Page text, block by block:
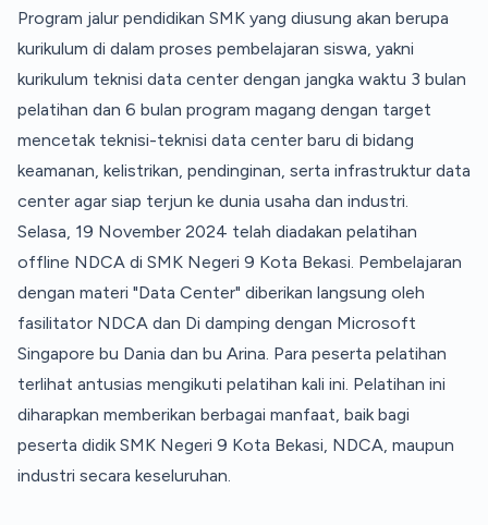
Program jalur pendidikan SMK yang diusung akan berupa
kurikulum di dalam proses pembelajaran siswa, yakni
kurikulum teknisi data center dengan jangka waktu 3 bulan
pelatihan dan 6 bulan program magang dengan target
mencetak teknisi-teknisi data center baru di bidang
keamanan, kelistrikan, pendinginan, serta infrastruktur data
center agar siap terjun ke dunia usaha dan industri.
Selasa, 19 November 2024 telah diadakan pelatihan
offline NDCA di SMK Negeri 9 Kota Bekasi. Pembelajaran
dengan materi "Data Center" diberikan langsung oleh
fasilitator NDCA dan Di damping dengan Microsoft
Singapore bu Dania dan bu Arina. Para peserta pelatihan
terlihat antusias mengikuti pelatihan kali ini. Pelatihan ini
diharapkan memberikan berbagai manfaat, baik bagi
peserta didik SMK Negeri 9 Kota Bekasi, NDCA, maupun
industri secara keseluruhan.